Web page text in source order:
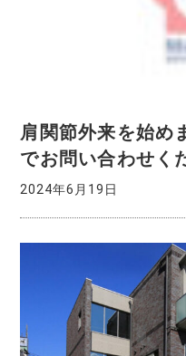
肩関節外来を始め
でお問い合わせく
2024年6月19日